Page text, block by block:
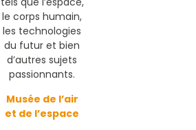
le corps humain,
les technologies
du futur et bien
d’autres sujets
passionnants.
Musée de l’air
et de l’espace